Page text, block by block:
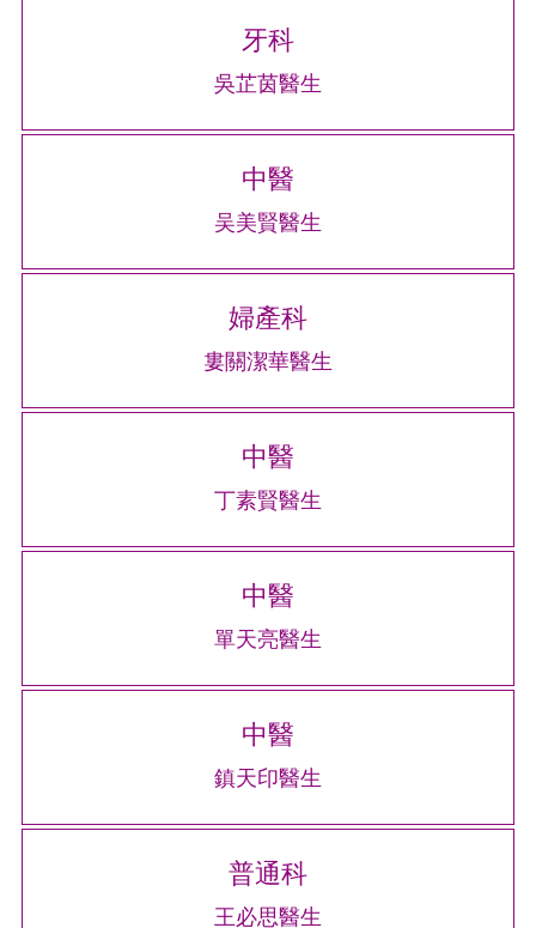
牙科
吳芷茵醫生
中醫
吴美賢醫生
婦產科
婁關潔華醫生
中醫
丁素賢醫生
中醫
單天亮醫生
中醫
鎮天印醫生
普通科
王必思醫生